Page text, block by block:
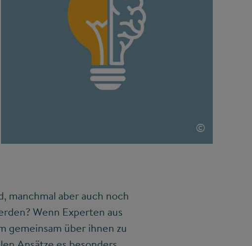
©
manchmal aber auch noch
Wenn Experten aus
gemeinsam über ihnen zu